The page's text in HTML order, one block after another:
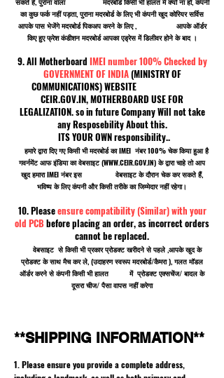
का कुछ फर्क नहीं पड़ता, पुराना मदरबोर्ड के लिए भी कंपनी खुद कोरियर सर्विस
आपके पास भेजेंगे मदरबोर्ड पिकअप करने के लिए , आपके ऑर्डर
किए हुए फ्रेश कंडीशन मदरबोर्ड आपका एड्रेस में डिलीवर होने के बाद ।
9. All Motherboard IMEI number 100% Checked by
GOVERNMENT OF INDIA(MINISTRY OF
COMMUNICATIONS) WEBSITE
CEIR.GOV.IN, MOTHERBOARD USE FOR
LEGALIZATION. so in future Company Will not take
any Resposebility About this.
ITS YOUR OWN responsibility..
हमारे द्वारा दिए गए किसी भी मदरबोर्ड का IMEI नंबर 100% चेक किया हुआ है
गवर्नमेंट आफ इंडिया का वेबसाइट (WWW.CEIR.GOV.IN) के द्वारा चाहे तो आप
खुद हमारा IMEI नंबर इस वेबसाइट के दौरान चेक कर सकते हैं,
भविष्य के लिए कंपनी और किसी तरीके का जिम्मेदार नहीं रहेगा।
10. Pleaseensure compatibility (Similar) with your
old PCBbefore placing an order, as incorrect orders
cannot be replaced.
वेबसाइट से किसी भी प्रकार प्रोडक्ट खरीदने से पहले ,आपके खुद के
प्रोडक्ट के साथ मैच कर ले, (उदाहरण स्वरूप मदरबोर्ड/कैमरा ), गलत मॉडल
ऑर्डर करने से कंपनी किसी भी हालत में प्रोडक्ट एक्सचेंज/ बादल के
दूसरा चीज/ पैसा वापस नहीं करेगा
**SHIPPING INFORMATION**
1. Please ensure you provide a complete address,